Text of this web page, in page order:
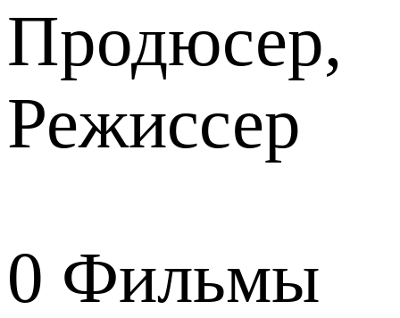
Продюсер,
Режиссер
0 Фильмы